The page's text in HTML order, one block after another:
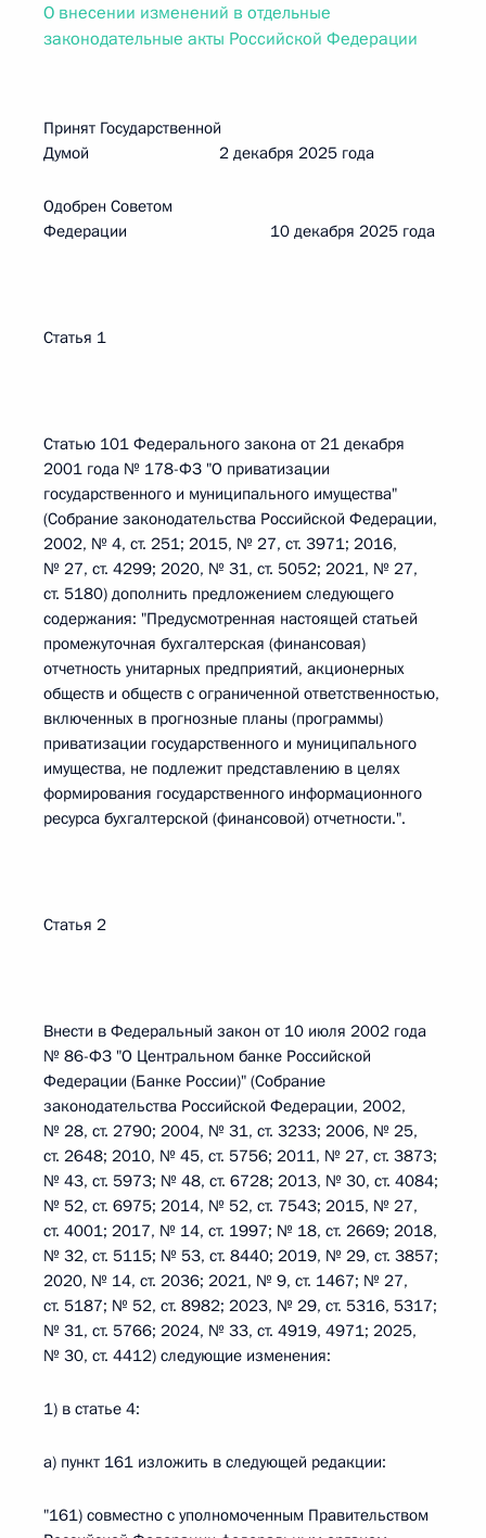
О внесении изменений в отдельные
законодательные акты Российской Федерации
Принят Государственной
Думой 2 декабря 2025 года
Одобрен Советом
Федерации 10 декабря 2025 года
Статья 1
Статью 101 Федерального закона от 21 декабря
2001 года № 178-ФЗ "О приватизации
государственного и муниципального имущества"
(Собрание законодательства Российской Федерации,
2002, № 4, ст. 251; 2015, № 27, ст. 3971; 2016,
№ 27, ст. 4299; 2020, № 31, ст. 5052; 2021, № 27,
ст. 5180) дополнить предложением следующего
содержания: "Предусмотренная настоящей статьей
промежуточная бухгалтерская (финансовая)
отчетность унитарных предприятий, акционерных
обществ и обществ с ограниченной ответственностью,
включенных в прогнозные планы (программы)
приватизации государственного и муниципального
имущества, не подлежит представлению в целях
формирования государственного информационного
ресурса бухгалтерской (финансовой) отчетности.".
Статья 2
Внести в Федеральный закон от 10 июля 2002 года
№ 86-ФЗ "О Центральном банке Российской
Федерации (Банке России)" (Собрание
законодательства Российской Федерации, 2002,
№ 28, ст. 2790; 2004, № 31, ст. 3233; 2006, № 25,
ст. 2648; 2010, № 45, ст. 5756; 2011, № 27, ст. 3873;
№ 43, ст. 5973; № 48, ст. 6728; 2013, № 30, ст. 4084;
№ 52, ст. 6975; 2014, № 52, ст. 7543; 2015, № 27,
ст. 4001; 2017, № 14, ст. 1997; № 18, ст. 2669; 2018,
№ 32, ст. 5115; № 53, ст. 8440; 2019, № 29, ст. 3857;
2020, № 14, ст. 2036; 2021, № 9, ст. 1467; № 27,
ст. 5187; № 52, ст. 8982; 2023, № 29, ст. 5316, 5317;
№ 31, ст. 5766; 2024, № 33, ст. 4919, 4971; 2025,
№ 30, ст. 4412) следующие изменения:
1) в статье 4:
а) пункт 161 изложить в следующей редакции:
"161) совместно с уполномоченным Правительством